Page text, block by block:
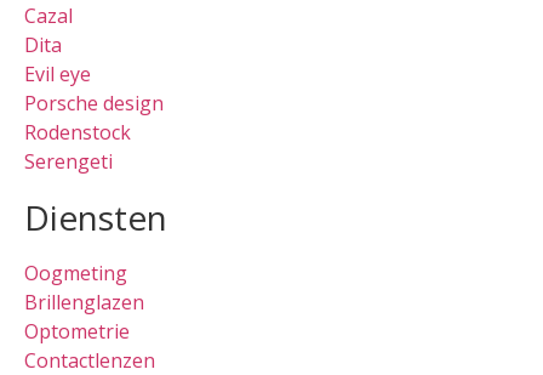
Cazal
Dita
Evil eye
Porsche design
Rodenstock
Serengeti
Diensten
Oogmeting
Brillenglazen
Optometrie
Contactlenzen